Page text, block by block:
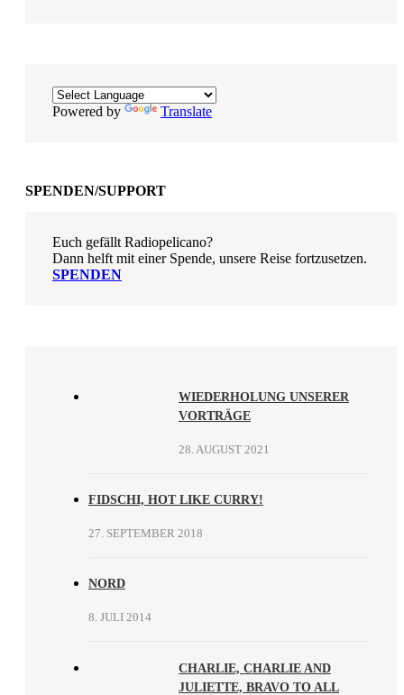
Powered by Translate
SPENDEN/SUPPORT
Euch gefällt Radiopelicano?
Dann helft mit einer Spende, unsere Reise fortzusetzen.
SPENDEN
WIEDERHOLUNG UNSERER
VORTRÄGE
28. AUGUST 2021
FIDSCHI, HOT LIKE CURRY!
27. SEPTEMBER 2018
NORD
8. JULI 2014
CHARLIE, CHARLIE AND
JULIETTE, BRAVO TO ALL